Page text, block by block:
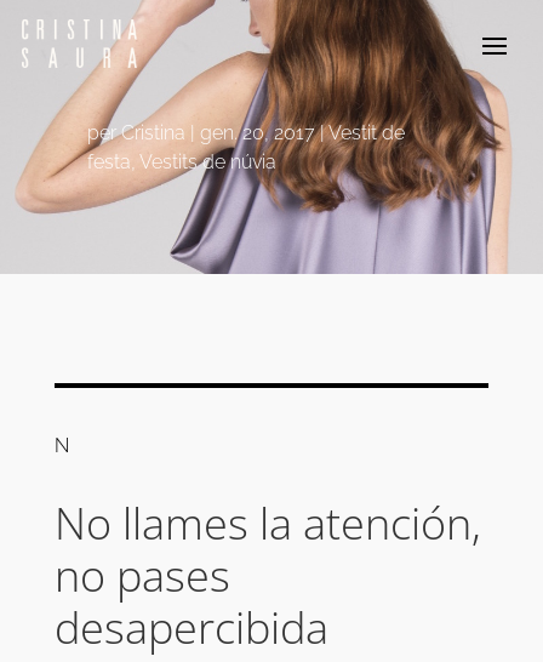
perCristina gen. 20, 2017 Vestit de
festa, Vestits de núvia
N
No llames la atención,
no pases
desapercibida